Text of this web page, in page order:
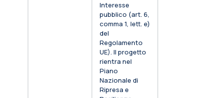
Interesse
pubblico (art. 6,
comma 1, lett. e)
del
Regolamento
UE). Il progetto
rientra nel
Piano
Nazionale di
Ripresa e